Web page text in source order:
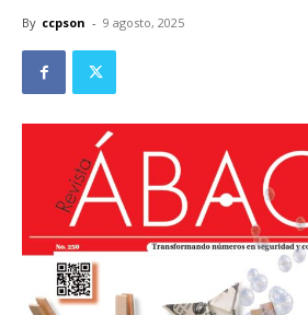
By ccpson - 9 agosto, 2025